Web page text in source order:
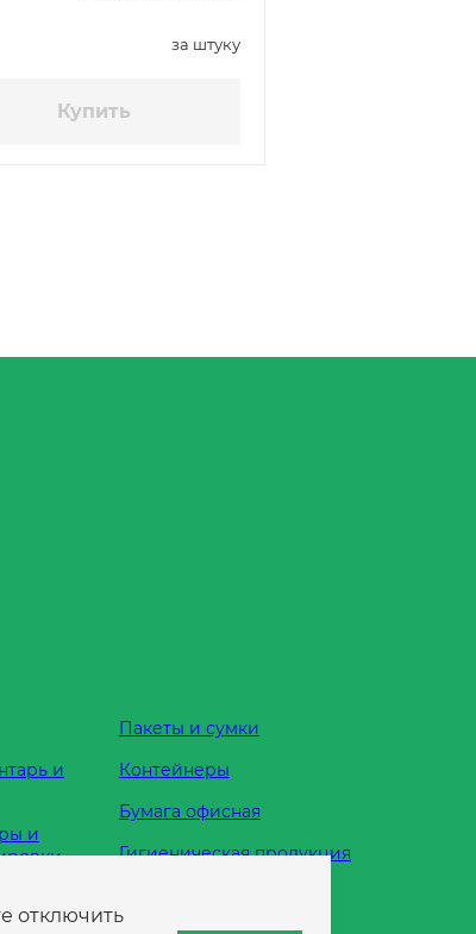
за штуку
Купить
и
и
Пакеты и сумки
Контейнеры
Бумага офисная
Гигиеническая продукция
отключить